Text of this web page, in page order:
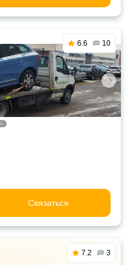
6.6 10
Связаться
7.2 3